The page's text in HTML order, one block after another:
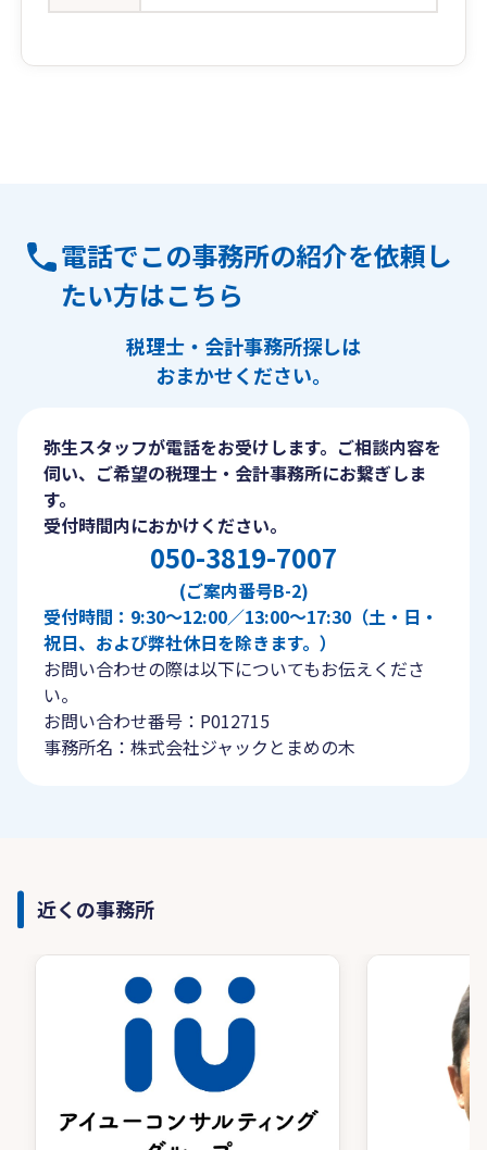
電話でこの事務所の紹介を依頼し
たい方はこちら
税理士・会計事務所探しは
おまかせください。
弥生スタッフが電話をお受けします。ご相談内容を
伺い、ご希望の税理士・会計事務所にお繋ぎしま
す。
受付時間内におかけください。
050-3819-7007
(ご案内番号B-2)
受付時間：9:30〜12:00／13:00〜17:30（土・日・
祝日、および弊社休日を除きます。）
お問い合わせの際は以下についてもお伝えくださ
い。
お問い合わせ番号：P012715
事務所名：株式会社ジャックとまめの木
近くの事務所